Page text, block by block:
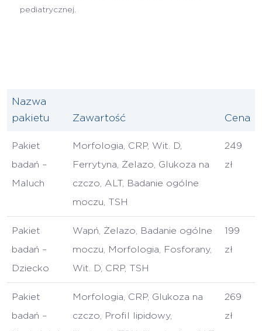
pediatrycznej.
Nazwa
pakietu
Zawartość Cena
Pakiet
badań –
Maluch
Morfologia, CRP, Wit. D,
Ferrytyna, Żelazo, Glukoza na
czczo, ALT, Badanie ogólne
moczu, TSH
249
zł
Pakiet
badań –
Dziecko
Wapń, Żelazo, Badanie ogólne
moczu, Morfologia, Fosforany,
Wit. D, CRP, TSH
199
zł
Pakiet
badań –
Morfologia, CRP, Glukoza na
czczo, Profil lipidowy,
269
zł